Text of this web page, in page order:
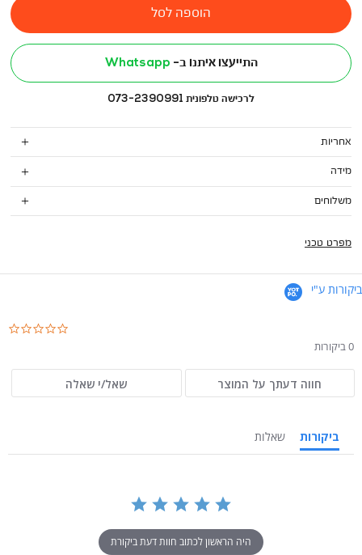
הוספה לסל
התייעצו איתנו ב- Whatsapp
לרכישה טלפונית 073-2390991
אחריות
מידה
משלוחים
מפרט טכני
ביקורות ע"י
0 ביקורות
חווה דעתך על המוצר שאל/י שאלה
ביקורות שאלות
היה הראשון לכתוב חוות דעת ביקורת